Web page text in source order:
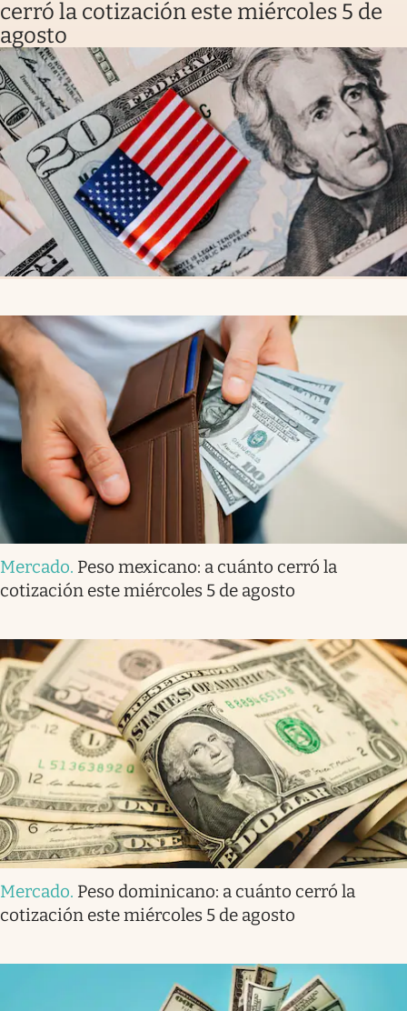
cerró la cotización este miércoles 5 de
agosto
Mercado. Peso mexicano: a cuánto cerró la
cotización este miércoles 5 de agosto
Mercado. Peso dominicano: a cuánto cerró la
cotización este miércoles 5 de agosto